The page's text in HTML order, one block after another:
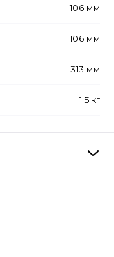
106 мм
106 мм
313 мм
1.5 кг